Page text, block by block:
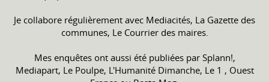
Je collabore régulièrement avec Mediacités, La Gazette des
communes, Le Courrier des maires.
Mes enquêtes ont aussi été publiées par Splann!,
Mediapart, Le Poulpe, L'Humanité Dimanche, Le 1 , Ouest